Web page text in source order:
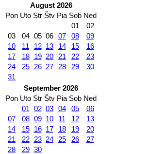
August 2026
Pon Uto Str Štv Pia Sob Ned
01
02
03
04 05 06 07 08
09
10
11 12 13 14 15
16
17
18 19 20 21 22
23
24
25 26 27 28 29
30
31
September 2026
Pon Uto Str Štv Pia Sob Ned
01 02 03 04 05
06
07
08 09 10 11 12
13
14
15 16 17 18 19
20
21
22 23 24 25 26
27
28
29 30